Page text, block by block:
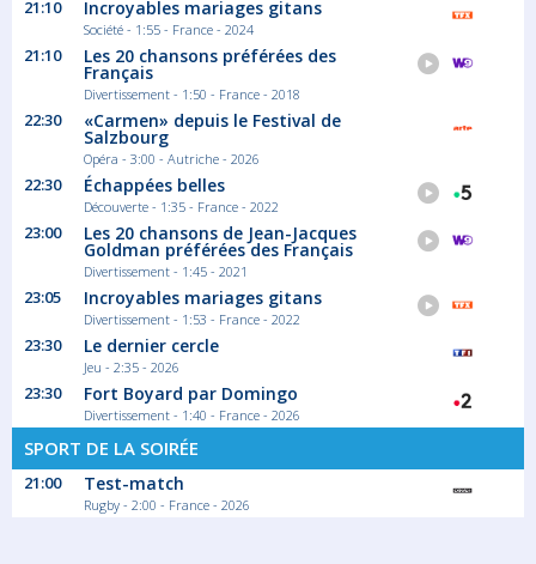
21:10 Incroyables mariages gitans
Société - 1:55 - France - 2024
21:10 Les 20 chansons préférées des
Français
Divertissement - 1:50 - France - 2018
22:30 «Carmen» depuis le Festival de
Salzbourg
Opéra - 3:00 - Autriche - 2026
22:30 Échappées belles
Découverte - 1:35 - France - 2022
23:00 Les 20 chansons de Jean-Jacques
Goldman préférées des Français
Divertissement - 1:45 - 2021
23:05 Incroyables mariages gitans
Divertissement - 1:53 - France - 2022
23:30 Le dernier cercle
Jeu - 2:35 - 2026
23:30 Fort Boyard par Domingo
Divertissement - 1:40 - France - 2026
SPORT DE LA SOIRÉE
21:00 Test-match
Rugby - 2:00 - France - 2026